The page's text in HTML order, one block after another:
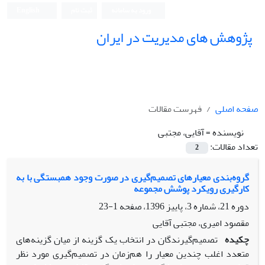
پژوهش های مدیریت در ایران
صفحه اصلی
فهرست مقالات
نویسنده =آقایی، مجتبی
تعداد مقالات:
2
گروه‌بندی معیارهای تصمیم‌گیری در صورت وجود همبستگی با به‌
کارگیری رویکرد پوشش مجموعه
دوره 21، شماره 3، پاییز 1396، صفحه
1-23
مقصود امیری، مجتبی آقایی
چکیده تصمیم‌گیرندگان در انتخاب یک گزینه از میان گزینه‌های
متعدد اغلب چندین معیار را هم‌زمان در تصمیم‌گیری مورد نظر